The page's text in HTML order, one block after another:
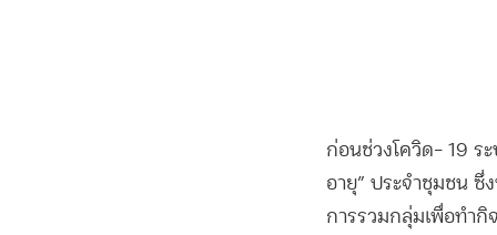
ก่อนช่วงโควิด- 19 ร
อายุ” ประจำชุมชน
การรวมกลุ่มเพื่อทำกิ